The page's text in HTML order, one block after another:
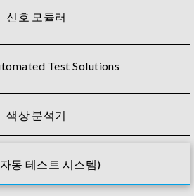
신호 모듈러
Test Solutions
색상 분석기
동 테스트 시스템)